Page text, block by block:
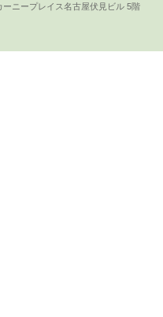
ニープレイス名古屋伏見ビル 5階